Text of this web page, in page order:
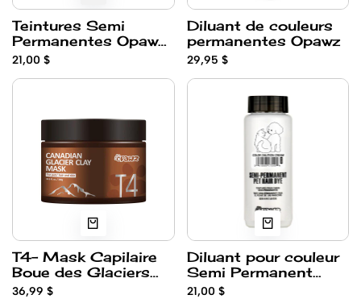
Teintures Semi
Permanentes Opawz
Format 5oz
21,00 $
Diluant de couleurs
permanentes Opawz
29,95 $
T4- Mask Capilaire
Boue des Glaciers
Canadian Opawz
36,99 $
Diluant pour couleur
Semi Permanent
Opawz
21,00 $